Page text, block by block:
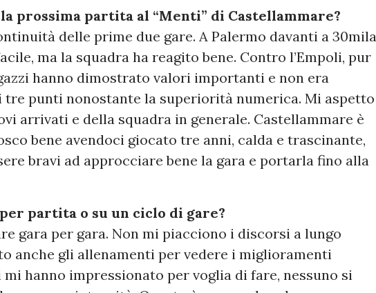
prossima partita al “Menti” di Castellammare?
delle prime due gare. A Palermo davanti a 30mila
ma la squadra ha reagito bene. Contro l’Empoli, pur
hanno dimostrato valori importanti e non era
punti nonostante la superiorità numerica. Mi aspetto
arrivati e della squadra in generale. Castellammare è
bene avendoci giocato tre anni, calda e trascinante,
bravi ad approcciare bene la gara e portarla fino alla
partita o su un ciclo di gare?
gara per gara. Non mi piacciono i discorsi a lungo
anche gli allenamenti per vedere i miglioramenti
hanno impressionato per voglia di fare, nessuno si